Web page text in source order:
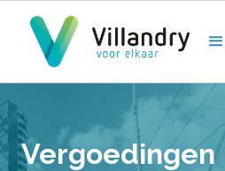
Vergoedingen